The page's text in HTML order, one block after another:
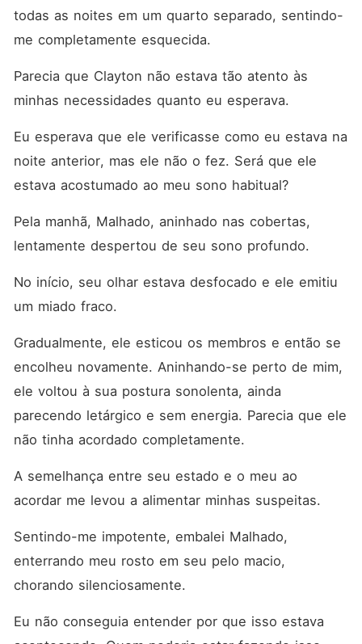
todas as noites em um quarto separado, sentindo-
me completamente esquecida.
Parecia que Clayton não estava tão atento às
minhas necessidades quanto eu esperava.
Eu esperava que ele verificasse como eu estava na
noite anterior, mas ele não o fez. Será que ele
estava acostumado ao meu sono habitual?
Pela manhã, Malhado, aninhado nas cobertas,
lentamente despertou de seu sono profundo.
No início, seu olhar estava desfocado e ele emitiu
um miado fraco.
Gradualmente, ele esticou os membros e então se
encolheu novamente. Aninhando-se perto de mim,
ele voltou à sua postura sonolenta, ainda
parecendo letárgico e sem energia. Parecia que ele
não tinha acordado completamente.
A semelhança entre seu estado e o meu ao
acordar me levou a alimentar minhas suspeitas.
Sentindo-me impotente, embalei Malhado,
enterrando meu rosto em seu pelo macio,
chorando silenciosamente.
Eu não conseguia entender por que isso estava